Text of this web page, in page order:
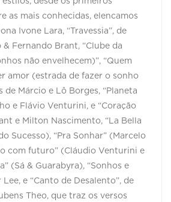
as mais conhecidas, elencamos
Ivone Lara, “Travessia”, de
Fernando Brant, “Clube da
não envelhecem)”, “Quem
amor (estrada de fazer o sonho
de Márcio e Lô Borges, “Planeta
e Flávio Venturini, e “Coração
e Milton Nascimento, “La Bella
Sucesso), “Pra Sonhar” (Marcelo
com futuro” (Cláudio Venturini e
(Sá & Guarabyra), “Sonhos e
Lee, e “Canto de Desalento”, de
Theo, que traz os versos